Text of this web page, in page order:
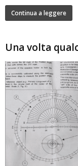
Continua a leggere
Una volta